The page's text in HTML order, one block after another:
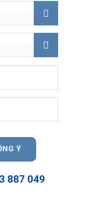
887 049